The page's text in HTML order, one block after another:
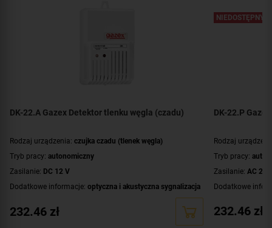
DK-22.A Gazex Detektor tlenku węgla (czadu)
Rodzaj urządzenia: czujka czadu (tlenek węgla)
Tryb pracy: autonomiczny
Zasilanie: DC 12 V
Dodatkowe informacje: optyczna i akustyczna sygnalizacja
Kolor obudowy:
232.46 zł
DK-22.P
NIEDOSTĘPNY
Rodzaj
Tryb pracy:
Zasilanie: AC
Dodatkowe
Kolor obudowy:
232.46 zł